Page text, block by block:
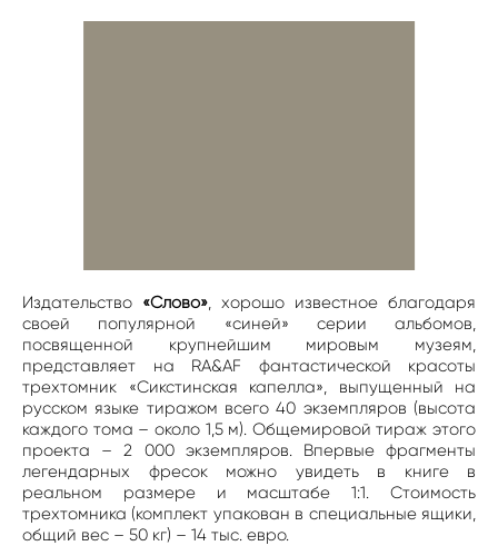
Издательство «Слово», хорошо известное благодаря
своей популярной «синей» серии альбомов,
посвященной крупнейшим мировым музеям,
представляет на RA&AF фантастической красоты
трехтомник «Сикстинская капелла», выпущенный на
русском языке тиражом всего 40 экземпляров (высота
каждого тома – около 1,5 м). Общемировой тираж этого
проекта – 2 000 экземпляров. Впервые фрагменты
легендарных фресок можно увидеть в книге в
реальном размере и масштабе 1:1. Стоимость
трехтомника (комплект упакован в специальные ящики,
общий вес – 50 кг) – 14 тыс. евро.